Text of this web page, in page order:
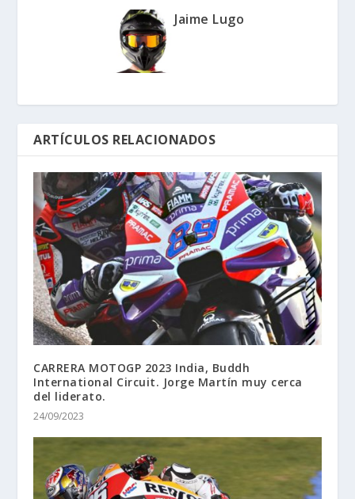
Jaime Lugo
ARTÍCULOS RELACIONADOS
CARRERA MOTOGP 2023 India, Buddh
International Circuit. Jorge Martín muy cerca
del liderato.
24/09/2023